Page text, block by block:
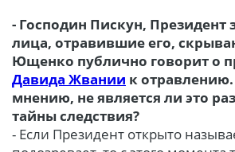
- Господин Пискун, Президент
лица, отравившие его,
Ющенко публично говорит о
Давида Жвании к
мнению, не является ли это
тайны следствия?
- Если Президент открыто